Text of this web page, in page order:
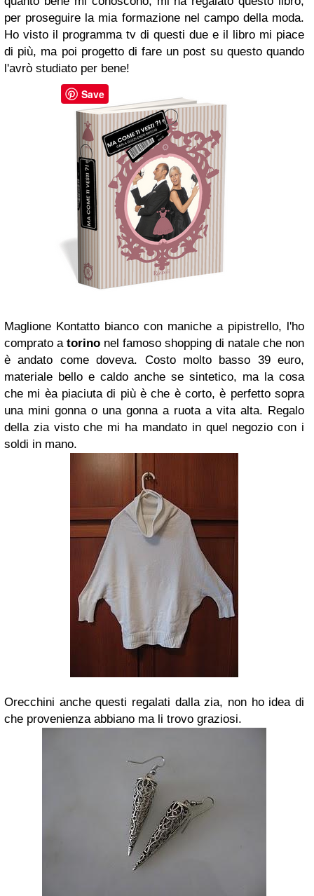
per proseguire la mia formazione nel campo della moda.
Ho visto il programma tv di questi due e il libro mi piace
di più, ma poi progetto di fare un post su questo quando
l'avrò studiato per bene!
Maglione Kontatto bianco con maniche a pipistrello, l'ho
comprato a torino nel famoso shopping di natale che non
è andato come doveva. Costo molto basso 39 euro,
materiale bello e caldo anche se sintetico, ma la cosa
che mi èa piaciuta di più è che è corto, è perfetto sopra
una mini gonna o una gonna a ruota a vita alta. Regalo
della zia visto che mi ha mandato in quel negozio con i
soldi in mano.
Orecchini anche questi regalati dalla zia, non ho idea di
che provenienza abbiano ma li trovo graziosi.
Save